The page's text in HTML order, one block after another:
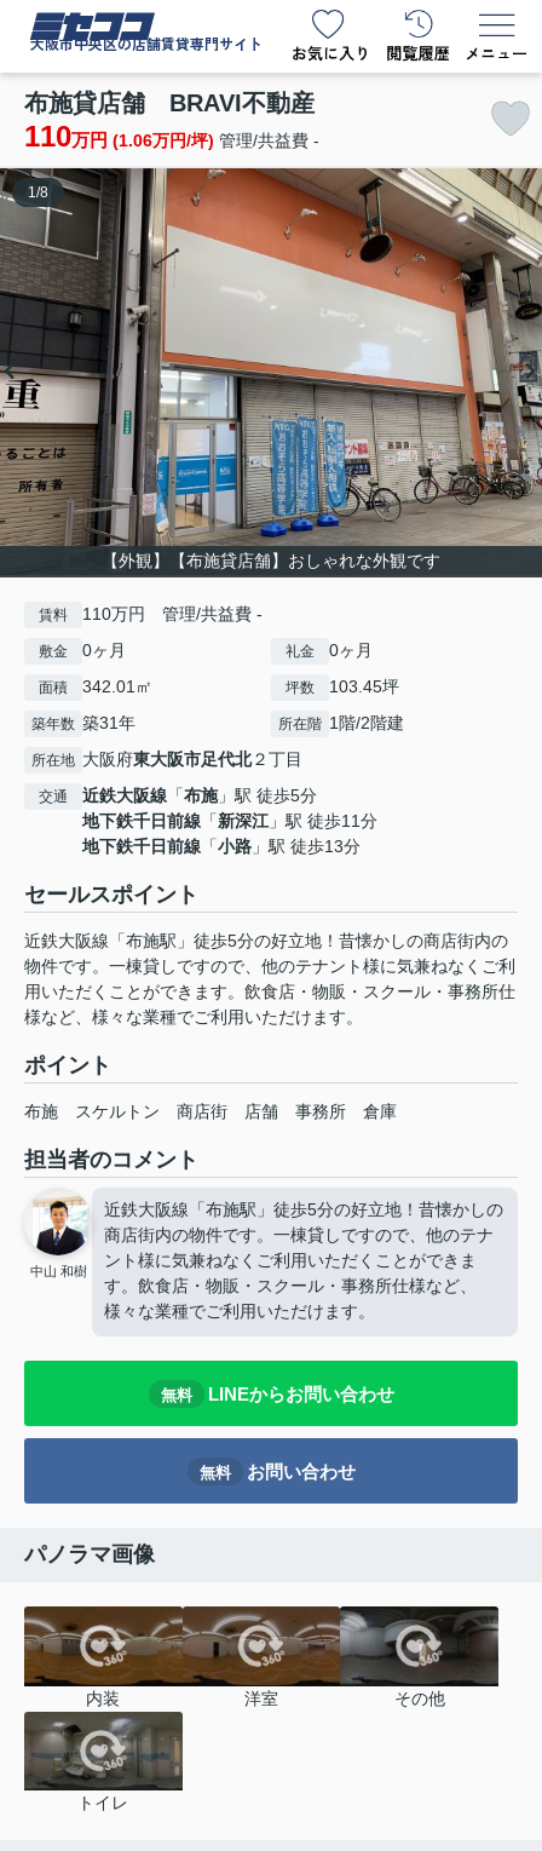
ミセココ
大阪市中央区の店舗賃貸専門サイト
布施貸店舗 BRAVI不動産
110万円 (1.06万円/坪) 管理/共益費 -
【外観】【布施貸店舗】おしゃれな外観です
1 /8
賃料 110万円 管理/共益費 -
敷金 0ヶ月 礼金 0ヶ月
面積 342.01㎡ 坪数 103.45坪
築年数 築31年 所在階 1階/2階建
所在地 大阪府東大阪市足代北２丁目
交通 近鉄大阪線 「布施」駅 徒歩5分
地下鉄千日前線 「新深江 」駅 徒歩11分
地下鉄千日前線 「小路 」駅 徒歩13分
セールスポイント
近鉄大阪線「布施駅」徒歩5分の好立地！昔懐かしの商店街内の
物件です。一棟貸しですので、他のテナント様に気兼ねなくご利
用いただくことができます。飲食店・物販・スクール・事務所仕
様など、様々な業種でご利用いただけます。
ポイント
布施 スケルトン 商店街 店舗 事務所 倉庫
担当者のコメント
中山 和樹
近鉄大阪線「布施駅」徒歩5分の好立地！昔懐かしの
商店街内の物件です。一棟貸しですので、他のテナ
ント様に気兼ねなくご利用いただくことができま
す。飲食店・物販・スクール・事務所仕様など、
様々な業種でご利用いただけます。
無料 LINEからお問い合わせ
無料 お問い合わせ
パノラマ画像
内装 洋室 その他
トイレ